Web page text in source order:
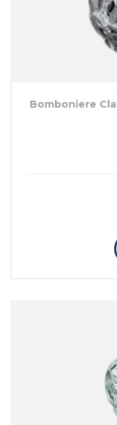
Bomboniere